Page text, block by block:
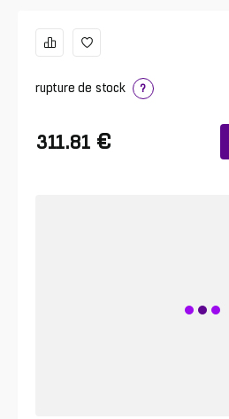
rupture de stock ?
311.81 €